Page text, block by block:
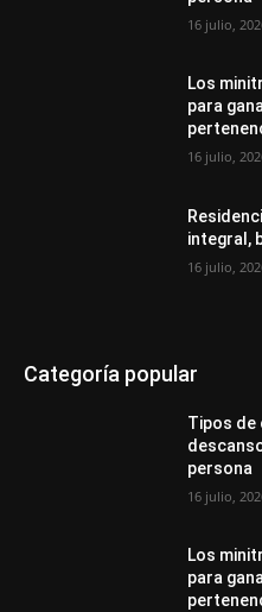
16 julio,
Los
para
16 julio,
integral,
16 julio,
Categoría popular
Tipos de
persona
16 julio,
Los
para